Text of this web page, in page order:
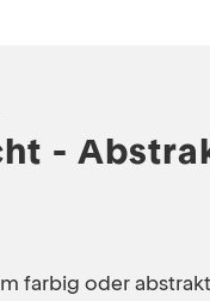
-
farbig oder